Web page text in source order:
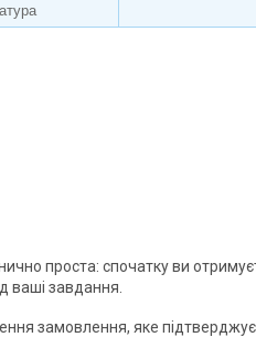
проста: спочатку ви
ваші завдання.
замовлення, яке